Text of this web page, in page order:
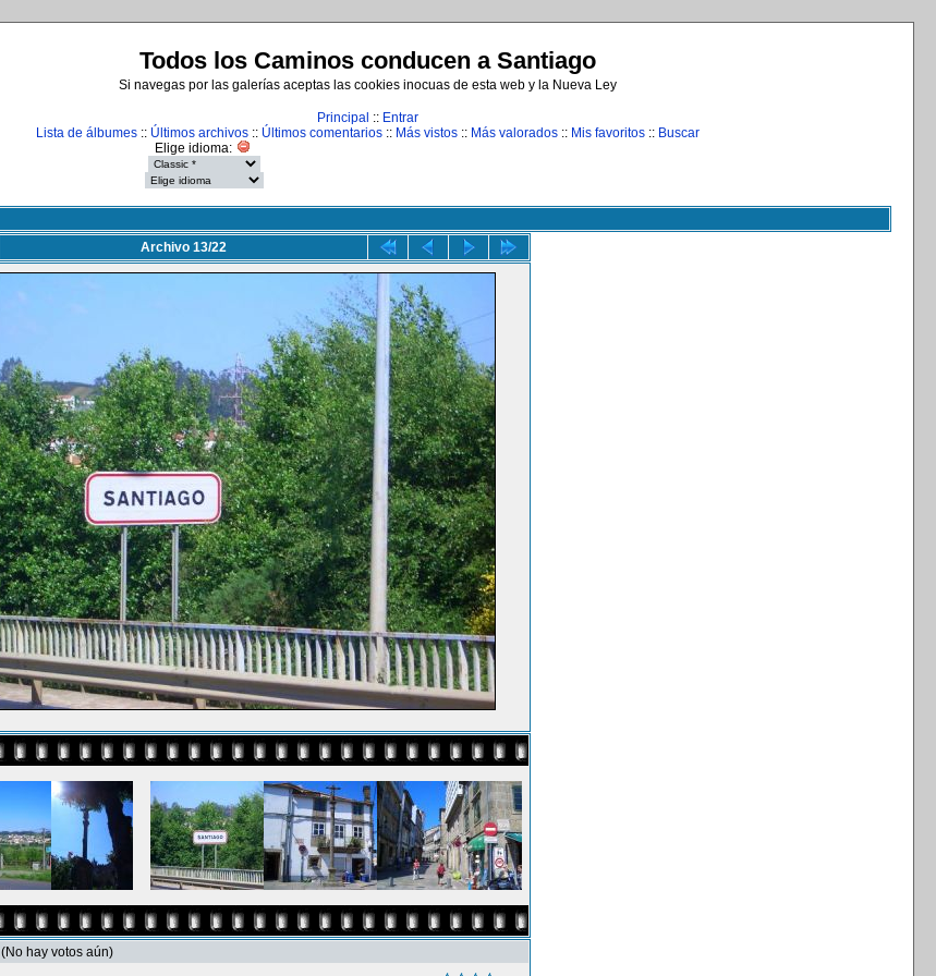
Todos los Caminos conducen a Santiago
Si navegas por las galerías aceptas las cookies inocuas de esta web y la Nueva Ley
Principal :: Entrar
Lista de álbumes:: Últimos archivos:: Últimos comentarios:: Más vistos:: Más valorados:: Mis favoritos:: Buscar
Elige idioma:
Archivo 13/22
(No hay votos aún)